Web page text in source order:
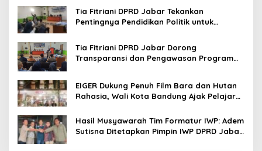
Tia Fitriani DPRD Jabar Tekankan
Pentingnya Pendidikan Politik untuk
Tia Fitriani DPRD Jabar Dorong
Transparansi dan Pengawasan Program
EIGER Dukung Penuh Film Bara dan Hutan
Rahasia, Wali Kota Bandung Ajak Pelajar
Hasil Musyawarah Tim Formatur IWP: Adem
Sutisna Ditetapkan Pimpin IWP DPRD Jabar